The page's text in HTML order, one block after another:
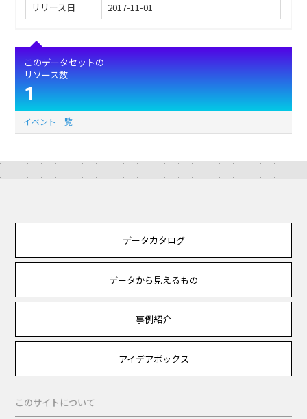
リリース日 2017-11-01
このデータセットの
リソース数
1
イベント一覧
データカタログ
データから見えるもの
事例紹介
アイデアボックス
このサイトについて